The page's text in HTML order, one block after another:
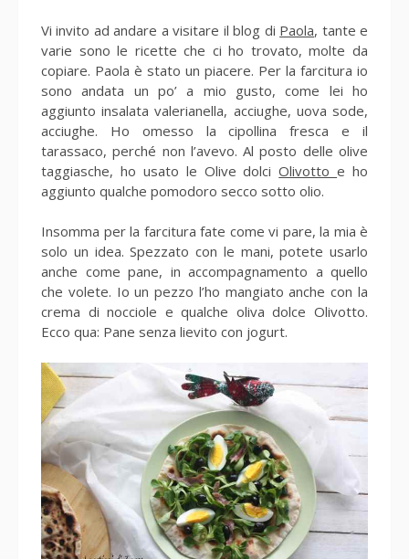
Vi invito ad andare a visitare il blog di Paola, tante e
varie sono le ricette che ci ho trovato, molte da
copiare. Paola è stato un piacere. Per la farcitura io
sono andata un po’ a mio gusto, come lei ho
aggiunto insalata valerianella, acciughe, uova sode,
acciughe. Ho omesso la cipollina fresca e il
tarassaco, perché non l’avevo. Al posto delle olive
taggiasche, ho usato le Olive dolciOlivottoe ho
aggiunto qualche pomodoro secco sotto olio.
Insomma per la farcitura fate come vi pare, la mia è
solo un idea. Spezzato con le mani, potete usarlo
anche come pane, in accompagnamento a quello
che volete. Io un pezzo l’ho mangiato anche con la
crema di nocciole e qualche oliva dolce Olivotto.
Ecco qua: Pane senza lievito con jogurt.